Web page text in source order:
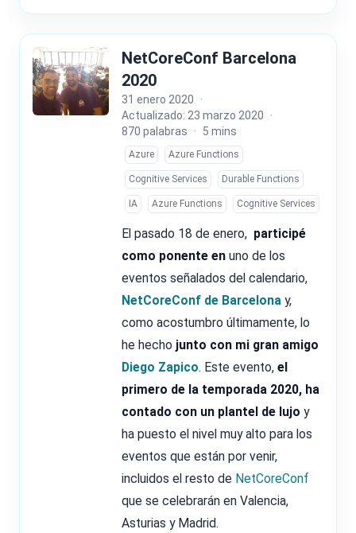
NetCoreConf Barcelona
2020
31 enero 2020 ·
Actualizado: 23 marzo 2020 ·
870 palabras · 5 mins
Azure Azure Functions
Cognitive Services Durable Functions
IA Azure Functions Cognitive Services
El pasado 18 de enero, participé
como ponente en uno de los
eventos señalados del calendario,
NetCoreConf de Barcelona y,
como acostumbro últimamente, lo
he hecho junto con mi gran amigo
Diego Zapico. Este evento, el
primero de la temporada 2020, ha
contado con un plantel de lujo y
ha puesto el nivel muy alto para los
eventos que están por venir,
incluidos el resto de NetCoreConf
que se celebrarán en Valencia,
Asturias y Madrid.